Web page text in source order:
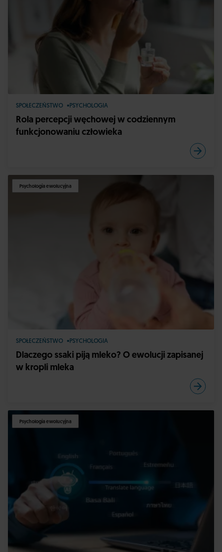
SPOŁECZEŃSTWO PSYCHOLOGIA
Rola percepcji węchowej w codziennym
funkcjonowaniu człowieka
Psychologia ewolucyjna
SPOŁECZEŃSTWO PSYCHOLOGIA
Dlaczego ssaki piją mleko? O ewolucji zapisanej
w kropli mleka
Psychologia ewolucyjna